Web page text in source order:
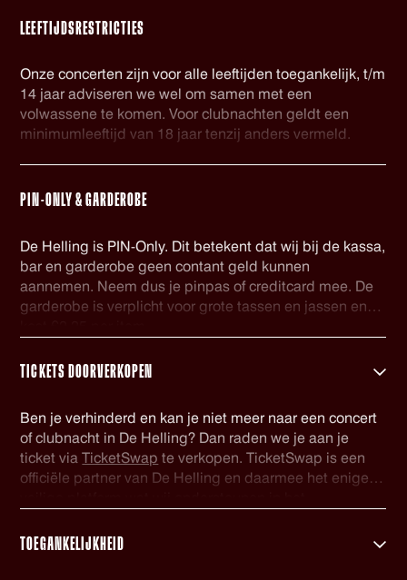
LEEFTIJDSRESTRICTIES
Onze concerten zijn voor alle leeftijden toegankelijk, t/m
14 jaar adviseren we wel om samen met een
volwassene te komen. Voor clubnachten geldt een
minimumleeftijd van 18 jaar tenzij anders vermeld.
PIN-ONLY & GARDEROBE
De Helling is PIN-Only. Dit betekent dat wij bij de kassa,
bar en garderobe geen contant geld kunnen
aannemen. Neem dus je pinpas of creditcard mee. De
garderobe is verplicht voor grote tassen en jassen en
TICKETS DOORVERKOPEN
Ben je verhinderd en kan je niet meer naar een concert
of clubnacht in De Helling? Dan raden we je aan je
ticket viaTicketSwap te verkopen. TicketSwap is een
officiële partner van De Helling en daarmee het enige
TicketSwap worden verhandeld worden automatisch
TOEGANKELIJKHEID